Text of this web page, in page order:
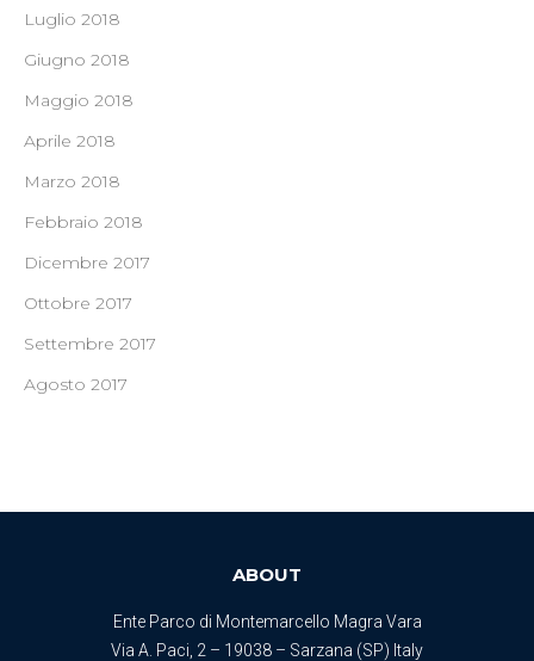
Luglio 2018
Giugno 2018
Maggio 2018
Aprile 2018
Marzo 2018
Febbraio 2018
Dicembre 2017
Ottobre 2017
Settembre 2017
Agosto 2017
ABOUT
Ente Parco di Montemarcello Magra Vara
Via A. Paci, 2 – 19038 – Sarzana (SP) Italy